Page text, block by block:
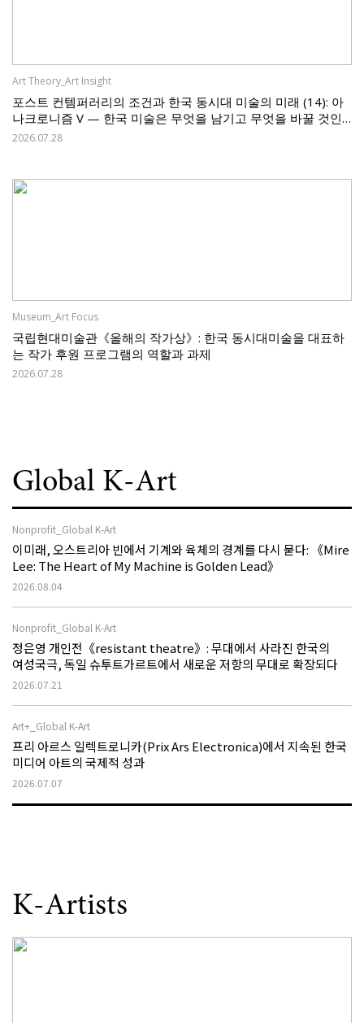
Art Theory_Art Insight
포스트 컨템퍼러리의 조건과 한국 동시대 미술의 미래 (14): 아
나크로니즘 V — 한국 미술은 무엇을 남기고 무엇을 바꿀 것인
가
2026.07.28
Museum_Art Focus
국립현대미술관《올해의 작가상》: 한국 동시대미술을 대표하
는 작가 후원 프로그램의 역할과 과제
2026.07.28
Global K-Art
Nonprofit_Global K-Art
이미래, 오스트리아 빈에서 기계와 육체의 경계를 다시 묻다: 《Mire
Lee: The Heart of My Machine is Golden Lead》
2026.08.04
Nonprofit_Global K-Art
정은영 개인전《resistant theatre》: 무대에서 사라진 한국의
여성국극, 독일 슈투트가르트에서 새로운 저항의 무대로 확장되다
2026.07.21
Art+_Global K-Art
프리 아르스 일렉트로니카(Prix Ars Electronica)에서 지속된 한국
미디어 아트의 국제적 성과
2026.07.07
K-Artists